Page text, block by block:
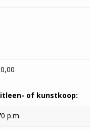
of kunstkoop:
p.m.